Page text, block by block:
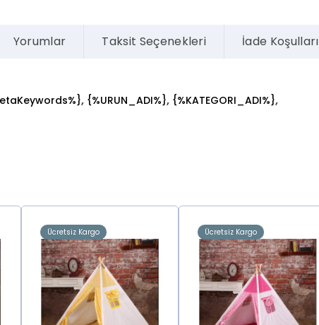
Yorumlar Taksit Seçenekleri İade Koşulları
, {%URUN_ADI%}, {%KATEGORI_ADI%},
Ücretsiz Kargo Ücretsiz Kargo